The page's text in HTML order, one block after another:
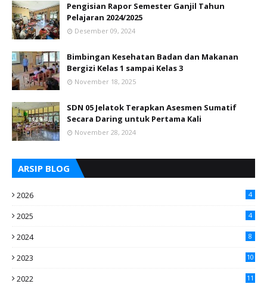
Pengisian Rapor Semester Ganjil Tahun
Pelajaran 2024/2025
Desember 09, 2024
Bimbingan Kesehatan Badan dan Makanan
Bergizi Kelas 1 sampai Kelas 3
November 18, 2025
SDN 05 Jelatok Terapkan Asesmen Sumatif
Secara Daring untuk Pertama Kali
November 28, 2024
ARSIP BLOG
2026 4
2025 4
2024 8
2023 10
2022 11